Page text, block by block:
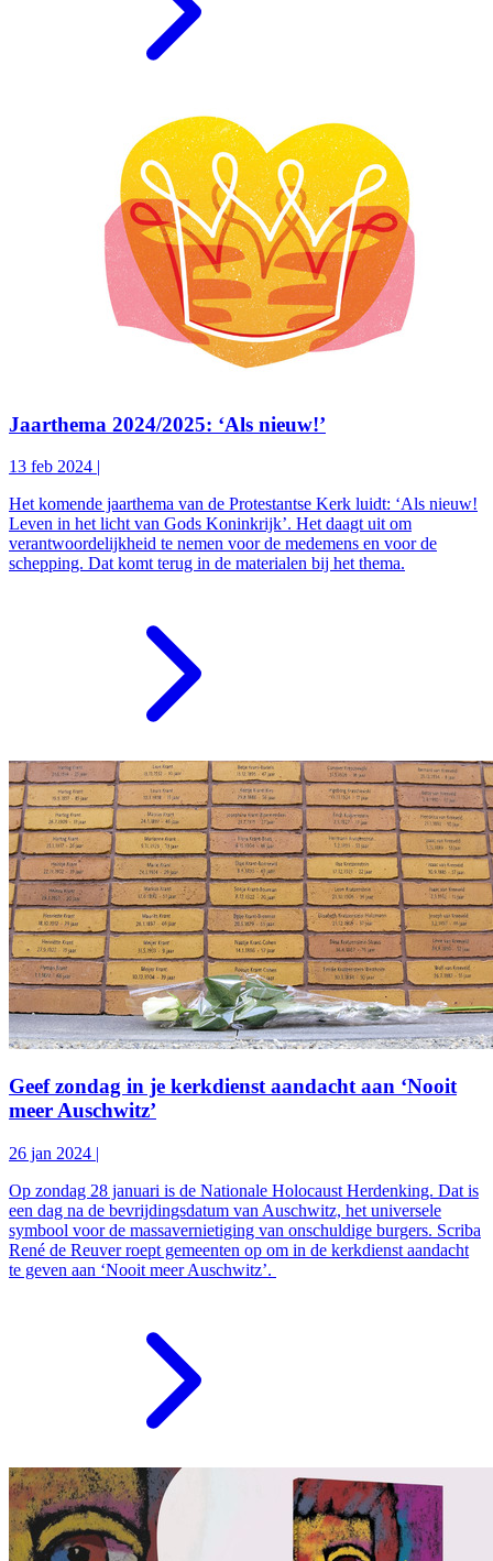
Jaarthema 2024/2025: ‘Als nieuw!’
13 feb 2024 |
Het komende jaarthema van de Protestantse Kerk luidt: ‘Als nieuw!
Leven in het licht van Gods Koninkrijk’. Het daagt uit om
verantwoordelijkheid te nemen voor de medemens en voor de
schepping. Dat komt terug in de materialen bij het thema.
Geef zondag in je kerkdienst aandacht aan ‘Nooit
meer Auschwitz’
26 jan 2024 |
Op zondag 28 januari is de Nationale Holocaust Herdenking. Dat is
een dag na de bevrijdingsdatum van Auschwitz, het universele
symbool voor de massavernietiging van onschuldige burgers. Scriba
René de Reuver roept gemeenten op om in de kerkdienst aandacht
te geven aan ‘Nooit meer Auschwitz’.